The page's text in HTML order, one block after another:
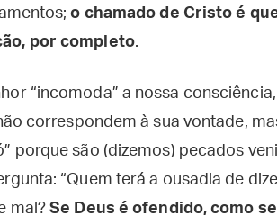
o chamado de Cristo é
por completo.
“incomoda” a nossa
correspondem à sua vontade,
porque são (dizemos) pecados
“Quem terá a ousadia de
mal?Se Deus é ofendido, como